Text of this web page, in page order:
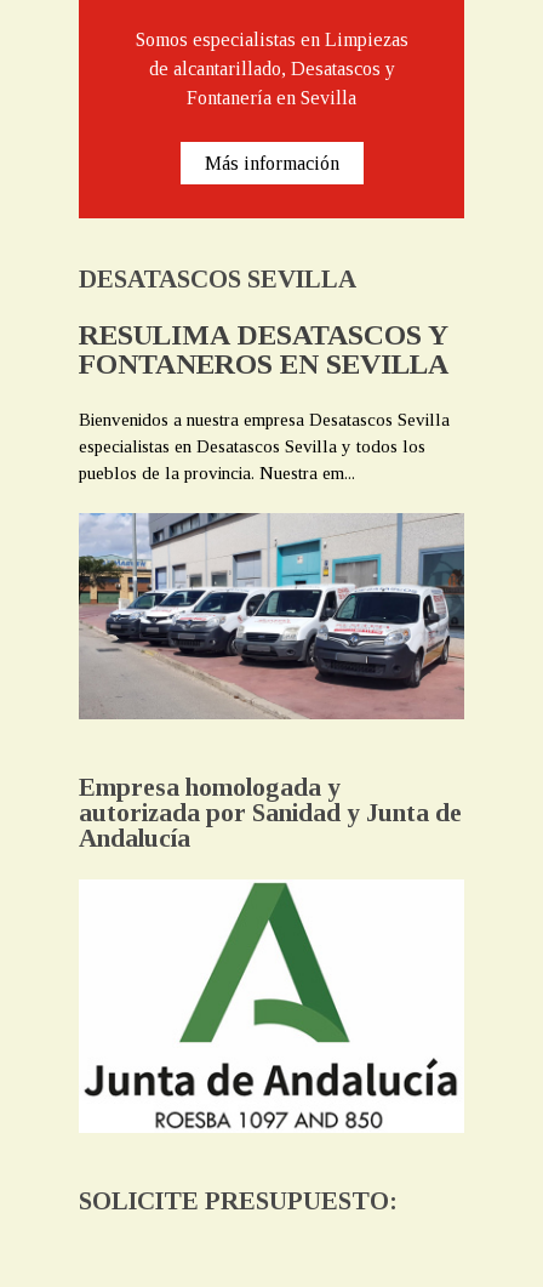
Somos especialistas en Limpiezas
de alcantarillado, Desatascos y
Fontanería en Sevilla
Más información
DESATASCOS SEVILLA
RESULIMA DESATASCOS Y
FONTANEROS EN SEVILLA
Bienvenidos a nuestra empresa Desatascos Sevilla
especialistas en Desatascos Sevilla y todos los
pueblos de la provincia. Nuestra em...
Empresa homologada y
autorizada por Sanidad y Junta de
Andalucía
SOLICITE PRESUPUESTO: